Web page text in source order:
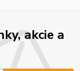
akcie a